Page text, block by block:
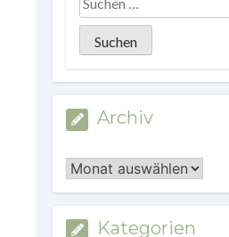
Archiv
Archiv
Kategorien